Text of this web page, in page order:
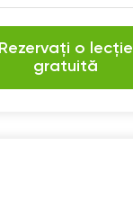
Rezervați o lecție
gratuită